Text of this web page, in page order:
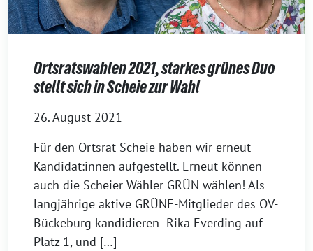
Ortsratswahlen 2021, starkes grünes Duo
stellt sich in Scheie zur Wahl
26. August 2021
Für den Ortsrat Scheie haben wir erneut
Kandidat:innen aufgestellt. Erneut können
auch die Scheier Wähler GRÜN wählen! Als
langjährige aktive GRÜNE-Mitglieder des OV-
Bückeburg kandidieren Rika Everding auf
Platz 1, und […]